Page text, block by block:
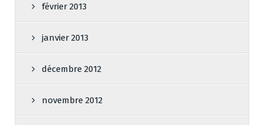
février 2013
janvier 2013
décembre 2012
novembre 2012